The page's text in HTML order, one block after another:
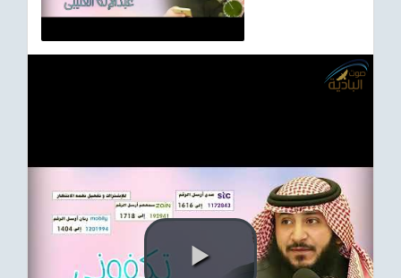
Asian
مناسبات إسلامية
رياضي
Sudani tones